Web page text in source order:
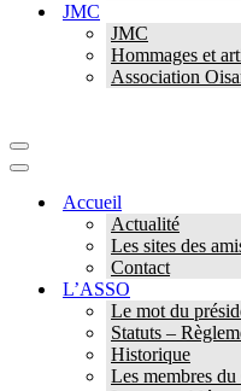
JMC
JMC
Hommages et
Association
Menu
de
Menu
navigationAccueil
Actualité
Les sites des
Contact
L’ASSO
Le mot du
Statuts –
Historique
Les membres